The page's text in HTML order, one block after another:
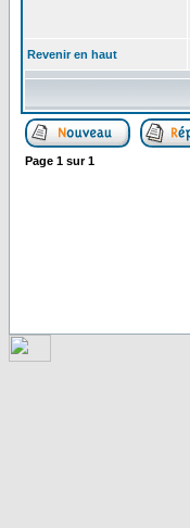
Revenir en haut
Page 1 sur1